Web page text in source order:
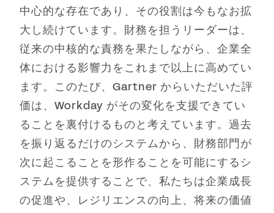
中心的な存在であり、その役割は今もなお拡
大し続けています。財務を担うリーダーは、
従来の中核的な責務を果たしながら、企業全
体における影響力をこれまで以上に高めてい
ます。このたび、Gartner からいただいた評
価は、Workday がその変化を支援できてい
ることを裏付けるものと考えています。過去
を振り返るだけのシステムから、財務部門が
次に起こることを形作ることを可能にするシ
ステムを提供することで、私たちは企業成長
の促進や、レジリエンスの向上、将来の価値